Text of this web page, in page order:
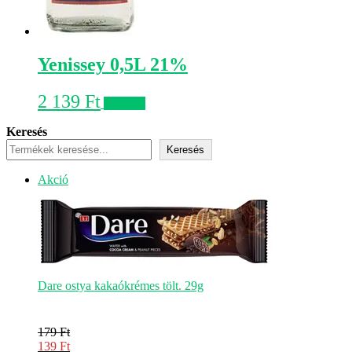
Yenissey 0,5L 21%
2 139 Ft
Keresés
Keresés
AkcióAkciós
Dare ostya kakaókrémes tölt. 29g
179Ft
Original
139 Ft